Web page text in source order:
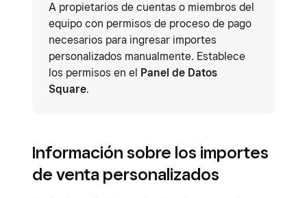
A propietarios de cuentas o miembros del
equipo con permisos de proceso de pago
necesarios para ingresar importes
personalizados manualmente. Establece
los permisos en el Panel de Datos
Square.
Información sobre los importes
de venta personalizados